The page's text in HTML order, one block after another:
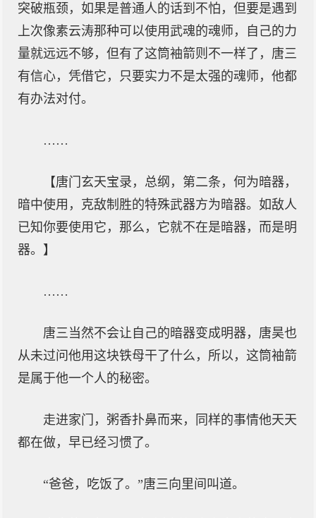
突破瓶颈，如果是普通人的话到不怕，但要是遇到
上次像素云涛那种可以使用武魂的魂师，自己的力
量就远远不够，但有了这筒袖箭则不一样了，唐三
有信心，凭借它，只要实力不是太强的魂师，他都
有办法对付。
……
【唐门玄天宝录，总纲，第二条，何为暗器，
暗中使用，克敌制胜的特殊武器方为暗器。如敌人
已知你要使用它，那么，它就不在是暗器，而是明
器。】
……
唐三当然不会让自己的暗器变成明器，唐昊也
从未过问他用这块铁母干了什么，所以，这筒袖箭
是属于他一个人的秘密。
走进家门，粥香扑鼻而来，同样的事情他天天
都在做，早已经习惯了。
“爸爸，吃饭了。”唐三向里间叫道。